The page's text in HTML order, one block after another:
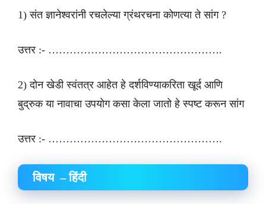
1) संत ज्ञानेश्वरांनी रचलेल्या ग्रंथरचना कोणत्या ते सांग ?
उत्तर :- ………………………………………….
2) दोन खेडी स्वंतत्र आहेत हे दर्शविण्याकरिता खूर्द आणि
बुद्रुक या नावाचा उपयोग कसा केला जातो हे स्पष्ट करून सांग
उत्तर :- ………………………………………….
विषय – हिंदी